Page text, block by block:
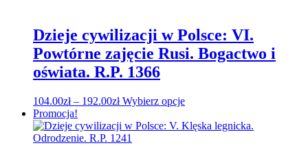
można
wybrać
na
Dzieje cywilizacji w Polsce: VI.
Powtórne zajęcie Rusi. Bogactwo i
oświata. R.P. 1366
104.00zł – 192.00złZakres
od
104.00zł
Wybierz opcjeTen
ma
Promocja!